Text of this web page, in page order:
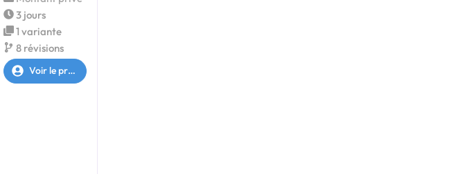
3 jours
1 variante
8 révisions
Voir le profil